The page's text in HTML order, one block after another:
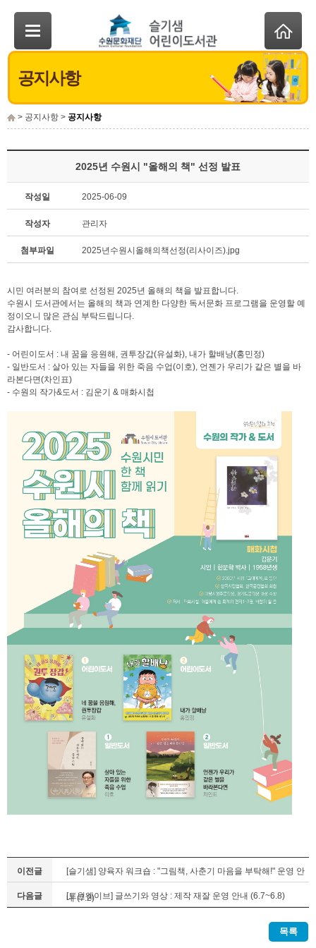
> 공지사항 > 공지사항
공지사항
2025년 수원시 "올해의 책" 선정 발표
작성일 2025-06-09
작성자 관리자
첨부파일 2025년수원시올해의책선정(리사이즈).jpg
시민 여러분의 참여로 선정된 2025년 올해의 책을 발표합니다.
수원시 도서관에서는 올해의 책과 연계한 다양한 독서문화 프로그램을 운영할 예
정이오니 많은 관심 부탁드립니다.
감사합니다.
- 어린이도서 : 내 꿈을 응원해, 권투장갑(유설화), 내가 할배냥(홍민정)
- 일반도서 : 살아 있는 자들을 위한 죽음 수업(이호), 언젠가 우리가 같은 별을 바
라본다면(차인표)
- 수원의 작가&도서 : 김운기 & 매화시첩
이전글 [슬기샘] 양육자 워크숍 : "그림책, 사춘기 마음을 부탁해!" 운영 안
내 (7.2)
다음글 [트윈웨이브] 글쓰기와 영상 : 제작 재잘 운영 안내 (6.7~6.8)
목록